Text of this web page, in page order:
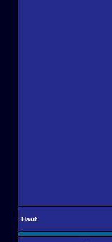
Haut